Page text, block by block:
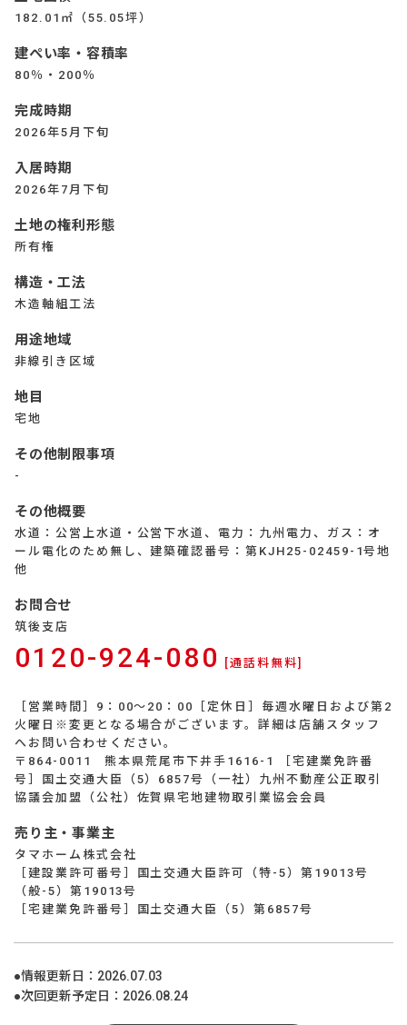
182.01㎡（55.05坪）
建ぺい率・容積率
80％・200％
完成時期
2026年5月下旬
入居時期
2026年7月下旬
土地の権利形態
所有権
構造・工法
木造軸組工法
用途地域
非線引き区域
地目
宅地
その他制限事項
-
その他概要
水道：公営上水道・公営下水道、電力：九州電力、ガス：オ
ール電化のため無し、建築確認番号：第KJH25-02459-1号地
他
お問合せ
筑後支店
0120-924-080 [通話料無料]
［営業時間］9：00～20：00［定休日］毎週水曜日および第2
火曜日※変更となる場合がございます。詳細は店舗スタッフ
へお問い合わせください。
〒864-0011 熊本県荒尾市下井手1616-1 ［宅建業免許番
号］国土交通大臣（5）6857号（一社）九州不動産公正取引
協議会加盟（公社）佐賀県宅地建物取引業協会会員
売り主・事業主
タマホーム株式会社
［建設業許可番号］国土交通大臣許可（特-5）第19013号
（般-5）第19013号
［宅建業免許番号］国土交通大臣（5）第6857号
●情報更新日： 2026.07.03
●次回更新予定日： 2026.08.24